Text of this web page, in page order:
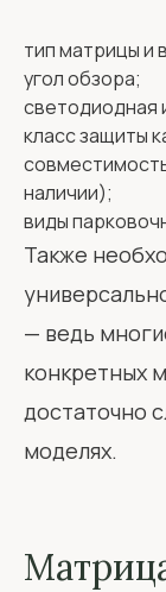
тип матрицы и
угол обзора;
светодиодная
класс защиты
наличии);
виды
Также
— ведь
конкретных
достаточно
моделях.